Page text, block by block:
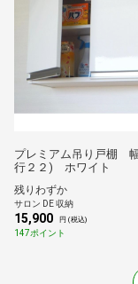
プレミアム吊り戸棚
行２２) ホワイト
残りわずか
サロン DE 収納
15,900 円 (税込)
147ポイント